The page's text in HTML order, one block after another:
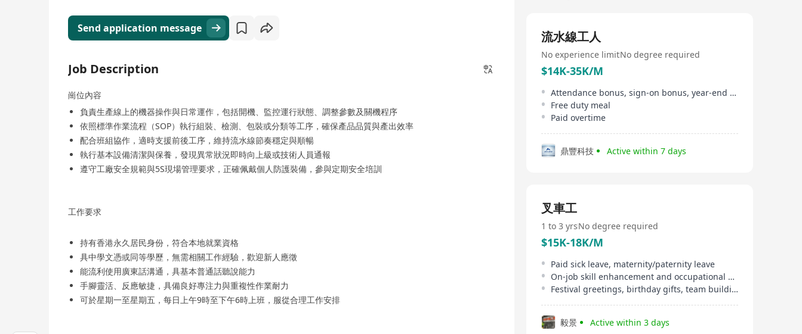
Send application message
Job Description
崗位內容
負責生產線上的機器操作與日常運作，包括開機、監控運行狀態、調整參數及關機程序
依照標準作業流程（SOP）執行組裝、檢測、包裝或分類等工序，確保產品品質與產出效率
配合班組協作，適時支援前後工序，維持流水線節奏穩定與順暢
執行基本設備清潔與保養，發現異常狀況即時向上級或技術人員通報
遵守工廠安全規範與5S現場管理要求，正確佩戴個人防護裝備，參與定期安全培訓
工作要求
持有香港永久居民身份，符合本地就業資格
具中學文憑或同等學歷，無需相關工作經驗，歡迎新人應徵
能流利使用廣東話溝通，具基本普通話聽說能力
手腳靈活、反應敏捷，具備良好專注力與重複性作業耐力
可於星期一至星期五，每日上午9時至下午6時上班，服從合理工作安排
流水線工人
No experience limitNo degree required
$14K-35K/M
Attendance bonus, sign-on bonus, year-end bonus
Free duty meal
Paid overtime
鼎豐科技 Active within 7 days
叉車工
1 to 3 yrsNo degree required
$15K-18K/M
Paid sick leave, maternity/paternity leave
On-job skill enhancement and occupational safety training
Festival greetings, birthday gifts, team building activities
毅景 Active within 3 days